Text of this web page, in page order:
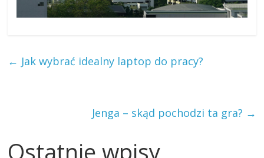
← Jak wybrać idealny laptop do pracy?
Jenga – skąd pochodzi ta gra? →
Ostatnie wpisy